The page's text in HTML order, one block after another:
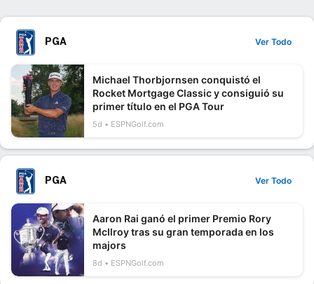
PGA Ver Todo
Michael Thorbjornsen conquistó el
Rocket Mortgage Classic y consiguió su
primer título en el PGA Tour
5d ESPNGolf.com
PGA Ver Todo
Aaron Rai ganó el primer Premio Rory
McIlroy tras su gran temporada en los
majors
8d ESPNGolf.com